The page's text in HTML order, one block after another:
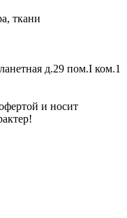
ткани
д.29 пом.I ком.1
и носит